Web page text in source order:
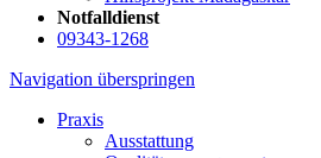
Notfalldienst
09343-1268
Navigation überspringen
Praxis
Ausstattung